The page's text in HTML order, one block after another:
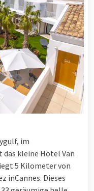
im
kleine Hotel Van
5 Kilometer von
inCannes. Dieses